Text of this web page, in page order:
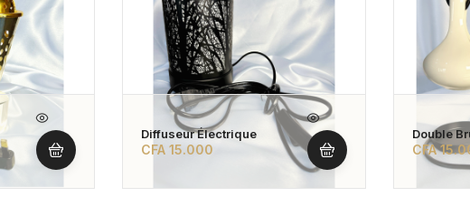
Diffuseur Électrique
CFA 15.000
Double
CFA